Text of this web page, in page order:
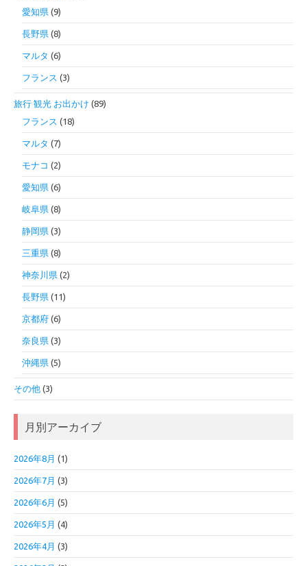
愛知県 (9)
長野県 (8)
マルタ (6)
フランス (3)
旅行 観光 お出かけ (89)
フランス (18)
マルタ (7)
モナコ (2)
愛知県 (6)
岐阜県 (8)
静岡県 (3)
三重県 (8)
神奈川県 (2)
長野県 (11)
京都府 (6)
奈良県 (3)
沖縄県 (5)
その他 (3)
月別アーカイブ
2026年8月 (1)
2026年7月 (3)
2026年6月 (5)
2026年5月 (4)
2026年4月 (3)